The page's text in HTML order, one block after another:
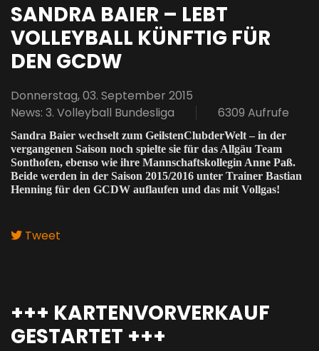
SANDRA BAIER – LEBT
VOLLEYBALL KÜNFTIG FÜR
DEN GCDW
Donnerstag, 03. September 2015
News: 3. Volleyball Bundesliga
6309 Aufrufe
Sandra Baier wechselt zum GeilstenClubderWelt – in der
vergangenen Saison noch spielte sie für das Allgäu Team
Sonthofen, ebenso wie ihre Mannschaftskollegin Anne Paß.
Beide werden in der Saison 2015/2016 unter Trainer Bastian
Henning für den GCDW auflaufen und das mit Vollgas!
Tweet
+++ KARTENVORVERKAUF
GESTARTET +++